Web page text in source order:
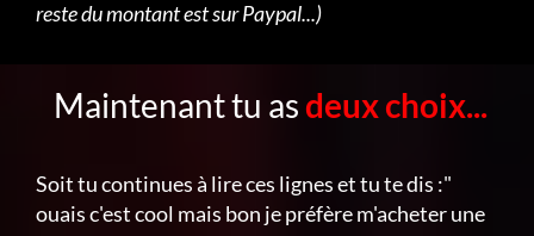
reste du montant est sur Paypal...)
Maintenant tu asdeux choix...
Soit tu continues à lire ces lignes et tu te dis :"
ouais c'est cool mais bon je préfère m'acheter une